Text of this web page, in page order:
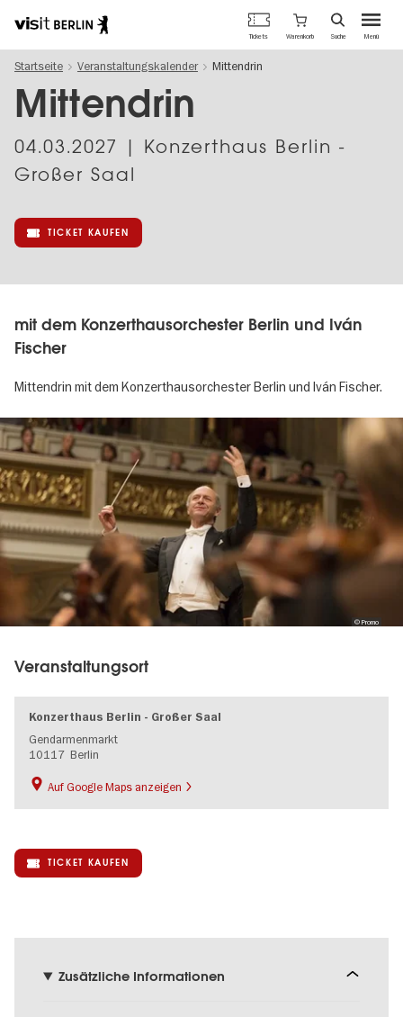
zum
Inhalt
Berlins
offizielles
Tourismusportal
Menü
Tickets Warenkorb Suche
Startseite Veranstaltungskalender Mittendrin
Mittendrin
04.03.2027 | Konzerthaus Berlin -
Großer Saal
TICKET KAUFEN
mit dem Konzerthausorchester Berlin und Iván
Fischer
Mittendrin mit dem Konzerthausorchester Berlin und Iván Fischer.
Image
gallery
© Promo
Veranstaltungsort
Konzerthaus Berlin - Großer Saal
Gendarmenmarkt
10117 Berlin
Auf Google Maps anzeigen
TICKET KAUFEN
Zusätzliche Informationen